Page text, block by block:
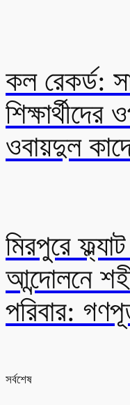
কল রেকর্ড:
শিক্ষার্থীদের
ওবায়দুল
মিরপুরে
আন্দোলনে
পরিবার:
সর্বশেষ